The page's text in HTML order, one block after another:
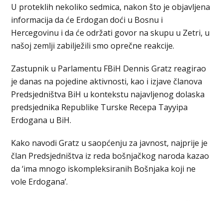
U proteklih nekoliko sedmica, nakon što je objavljena
informacija da će Erdogan doći u Bosnu i
Hercegovinu i da će održati govor na skupu u Zetri, u
našoj zemlji zabilježili smo oprečne reakcije.
Zastupnik u Parlamentu FBiH Dennis Gratz reagirao
je danas na pojedine aktivnosti, kao i izjave članova
Predsjedništva BiH u kontekstu najavljenog dolaska
predsjednika Republike Turske Recepa Tayyipa
Erdogana u BiH.
Kako navodi Gratz u saopćenju za javnost, najprije je
član Predsjedništva iz reda bošnjačkog naroda kazao
da ‘ima mnogo iskompleksiranih Bošnjaka koji ne
vole Erdogana’.